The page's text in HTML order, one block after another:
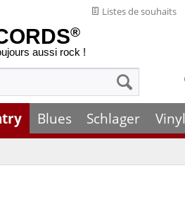
Listes de souhaits
®
aussi rock !
Blues Schlager Vinyl